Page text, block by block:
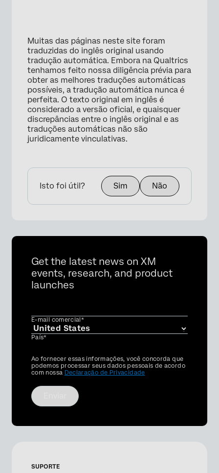
Muitas das páginas neste site foram
traduzidas do inglês original usando
tradução automática. Embora na Qualtrics
tenhamos feito nossa diligência prévia para
obter as melhores traduções automáticas
possíveis, a tradução automática nunca é
perfeita. O texto original em inglês é
considerado a versão oficial, e quaisquer
discrepâncias entre o inglês original e as
traduções automáticas não são
juridicamente vinculativas.
Isto foi útil? Sim Não
Get the latest news on XM
events, research, and product
launches
E-mail comercial*
País*
Privacy
Optin
Ao fornecer essas informações, você concorda que
podemos processar seus dados pessoais de acordo
com nossa Declaração de Privacidade
SUPORTE